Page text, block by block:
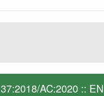
AC:2020 :: EN